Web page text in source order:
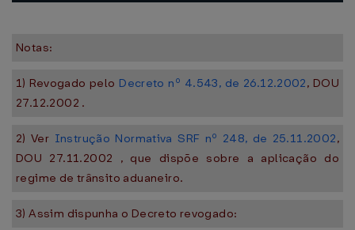
Notas:
1) Revogado pelo Decreto nº 4.543, de 26.12.2002, DOU
27.12.2002 .
2) Ver Instrução Normativa SRF nº 248, de 25.11.2002,
DOU 27.11.2002 , que dispõe sobre a aplicação do
regime de trânsito aduaneiro.
3) Assim dispunha o Decreto revogado: